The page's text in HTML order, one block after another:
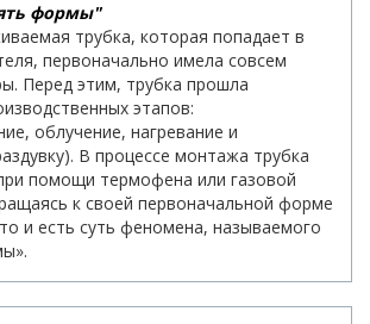
формы"
трубка, которая попадает в
первоначально имела совсем
Перед этим, трубка прошла
этапов:
облучение, нагревание и
В процессе монтажа трубка
помощи термофена или газовой
к своей первоначальной форме
и есть суть феномена, называемого